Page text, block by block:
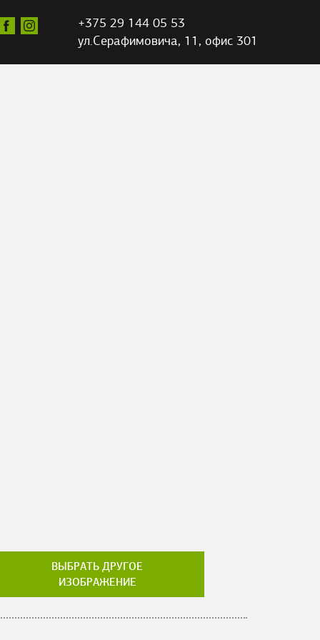
+375 29 144 05 53
ул.Серафимовича, 11, офис 301
ВЫБРАТЬ ДРУГОЕ
ИЗОБРАЖЕНИЕ